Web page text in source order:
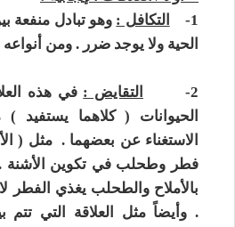
1-
التكافل : وهو تبادل منفعة
الحية ولا يوجد ضرر . ومن
2- التقايض : في هذه
الحيوانات ( كلاهما يستفيد
الاستغناء عن بعضهما . مثل (
فطر وطحلب في تكوين الأشنة
بالأملاح والطحلب يغذي الفطر
. وأيضاً مثل العلاقة التي تتم